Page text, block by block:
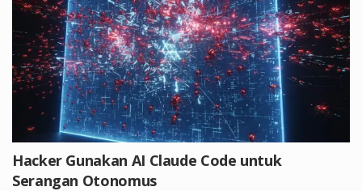
Hacker Gunakan AI Claude Code untuk
Serangan Otonomus